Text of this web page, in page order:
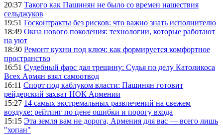
20:37 Такого как Пашинян не было со времен нашествия
сельджуков
19:51 Госконтракты без рисков: что важно знать исполнителю
18:49 Окна нового поколения: технологии, которые работают
на уют
18:30 Ремонт кухни под ключ: как формируется комфортное
пространство
16:51 Судебный фарс дал трещину: Судья по делу Католикоса
Всех Армян взял самоотвод
16:11 Спорт под каблуком власти: Пашинян готовит
рейдерский захват НОК Армении
15:27 14 самых экстремальных развлечений на свежем
воздухе: рейтинг по цене ошибки и порогу входа
15:15 Эта земля вам не дорога, Армения для вас — всего лишь
"хопан"